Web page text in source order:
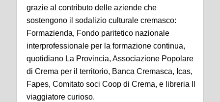
grazie al contributo delle aziende che
sostengono il sodalizio culturale cremasco:
Formazienda, Fondo paritetico nazionale
interprofessionale per la formazione continua,
quotidiano La Provincia, Associazione Popolare
di Crema per il territorio, Banca Cremasca, Icas,
Fapes, Comitato soci Coop di Crema, e libreria Il
viaggiatore curioso.